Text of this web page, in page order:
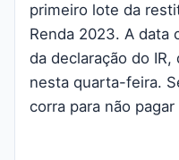
primeiro lote da
Renda 2023. A data
da declaração do
nesta quarta-feira.
corra para não pagar